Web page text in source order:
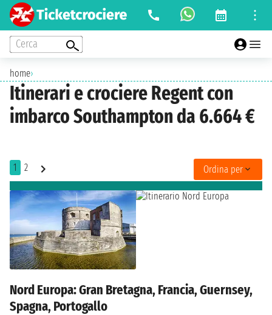
Cerca
home›
Itinerari e crociere Regent con
imbarco Southampton da 6.664 €
1 2 Ordina per
Nord Europa: Gran Bretagna, Francia, Guernsey,
Spagna, Portogallo